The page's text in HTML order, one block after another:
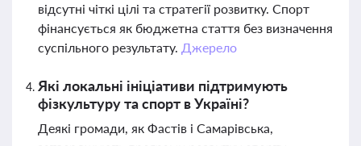
відсутні чіткі цілі та стратегії розвитку. Спорт
фінансується як бюджетна стаття без визначення
суспільного результату. Джерело
Які локальні ініціативи підтримують
фізкультуру та спорт в Україні?
Деякі громади, як Фастів і Самарівська,